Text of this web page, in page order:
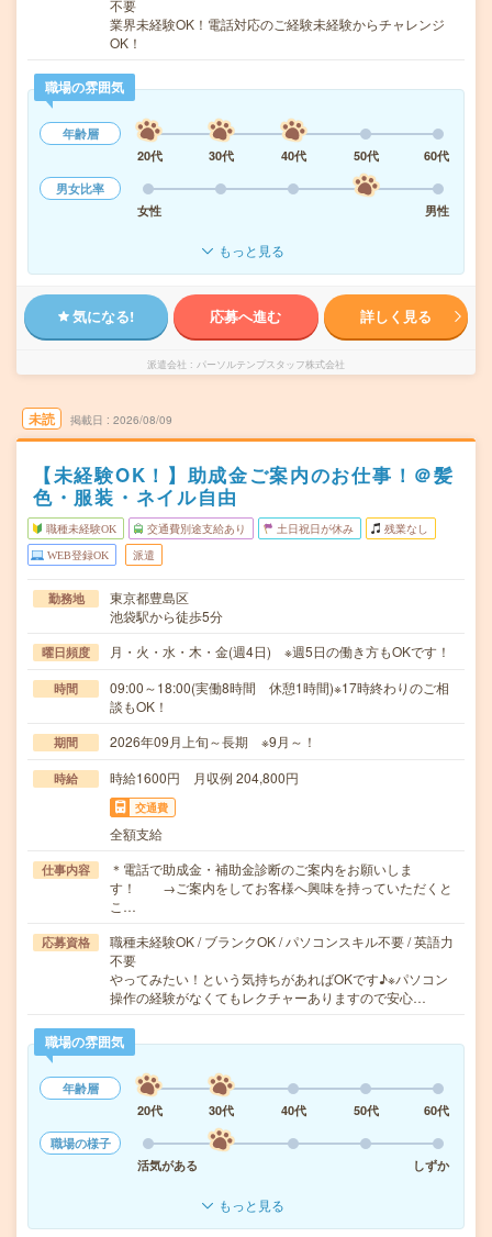
不要
業界未経験OK！電話対応のご経験未経験からチャレンジ
OK！
職場の雰囲気
年齢層
20代
30代 40代 50代
60代
男女比率
女性
男性
もっと見る
気になる! 応募へ進む 詳しく見る
派遣会社 パーソルテンプスタッフ株式会社
未読 掲載日 2026/08/09
【未経験OK！】助成金ご案内のお仕事！＠髪
色・服装・ネイル自由
職種未経験OK 交通費別途支給あり 土日祝日が休み 残業なし
WEB登録OK 派遣
勤務地
東京都豊島区
池袋駅から徒歩5分
曜日頻度 月・火・水・木・金(週4日) ※週5日の働き方もOKです！
時間
09:00～18:00(実働8時間 休憩1時間)※17時終わりのご相
談もOK！
期間 2026年09月上旬～長期 ※9月～！
時給 時給1600円 月収例 204,800円
交通費
全額支給
仕事内容
＊電話で助成金・補助金診断のご案内をお願いしま
す！ →ご案内をしてお客様へ興味を持っていただくと
こ…
応募資格
職種未経験OK / ブランクOK / パソコンスキル不要 / 英語力
不要
やってみたい！という気持ちがあればOKです♪※パソコン
操作の経験がなくてもレクチャーありますので安心…
職場の雰囲気
年齢層
20代
30代 40代 50代
60代
職場の様子
活気がある
しずか
もっと見る